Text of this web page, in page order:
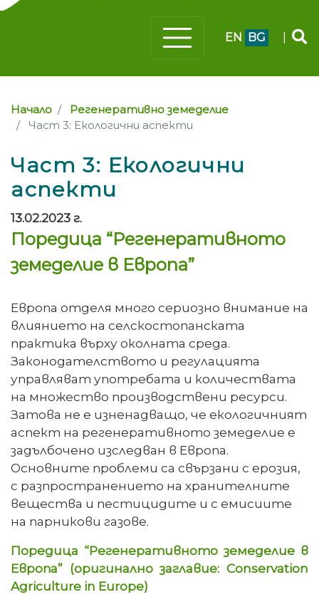
EN BG
Начало
Регенеративно земеделие
Част 3: Екологични аспекти
Част 3: Екологични
аспекти
13.02.2023 г.
Поредица “Регенеративното
земеделие в Европа”
Европа отделя много сериозно внимание на
влиянието на селскостопанската
практика върху околната среда.
Законодателството и регулацията
управляват употребата и количествата
на множество производствени ресурси.
Затова не е изненадващо, че екологичният
аспект на регенеративното земеделие е
задълбочено изследван в Европа.
Основните проблеми са свързани с ерозия,
с разпространението на хранителните
вещества и пестицидите и с емисиите
на парникови газове.
Поредица “Регенеративното земеделие в
Европа” (оригинално заглавие: Conservation
Agriculture in Europe)